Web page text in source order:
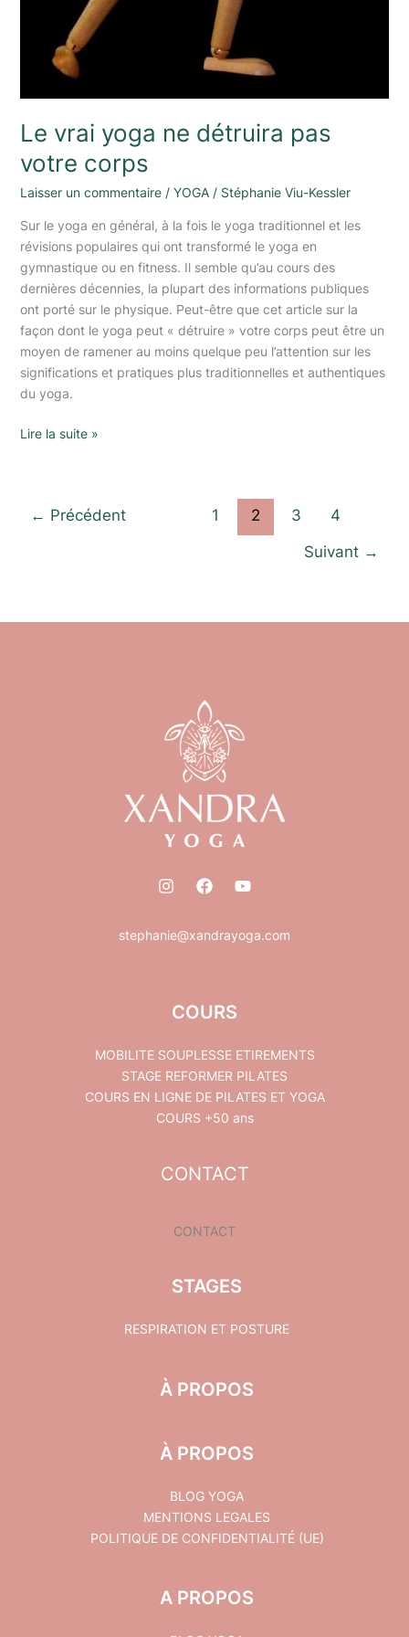
Le vrai yoga ne détruira pas
votre corps
Laisser un commentaire / YOGA/ Stéphanie Viu-Kessler
Sur le yoga en général, à la fois le yoga traditionnel et les
révisions populaires qui ont transformé le yoga en
gymnastique ou en fitness. Il semble qu’au cours des
dernières décennies, la plupart des informations publiques
ont porté sur le physique. Peut-être que cet article sur la
façon dont le yoga peut « détruire » votre corps peut être un
moyen de ramener au moins quelque peu l’attention sur les
significations et pratiques plus traditionnelles et authentiques
du yoga.
Lire la suite »
← Précédent 1 2 3
4
Suivant →
stephanie@xandrayoga.com
COURS
MOBILITE SOUPLESSE ETIREMENTS
STAGE REFORMER PILATES
COURS EN LIGNE DE PILATES ET YOGA
COURS +50 ans
CONTACT
CONTACT
STAGES
RESPIRATION ET POSTURE
À PROPOS
À PROPOS
BLOG YOGA
MENTIONS LEGALES
POLITIQUE DE CONFIDENTIALITÉ (UE)
A PROPOS